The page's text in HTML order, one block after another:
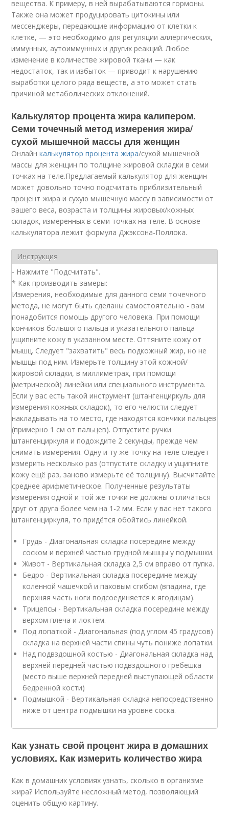
вещества. К примеру, в ней вырабатываются гормоны.
Также она может продуцировать цитокины или
мессенджеры, передающие информацию от клетки к
клетке, — это необходимо для регуляции аллергических,
иммунных, аутоиммунных и других реакций. Любое
изменение в количестве жировой ткани — как
недостаток, так и избыток — приводит к нарушению
выработки целого ряда веществ, а это может стать
причиной метаболических отклонений.
Калькулятор процента жира калипером.
Семи точечный метод измерения жира/
сухой мышечной массы для женщин
Онлайнкалькулятор процента жира/сухой мышечной
массы для женщин по толщине жировой складки в семи
точках на теле.Предлагаемый калькулятор для женщин
может довольно точно подсчитать приблизительный
процент жира и сухую мышечную массу в зависимости от
вашего веса, возраста и толщины жировых/кожных
складок, измеренных в семи точках на теле. В основе
калькулятора лежит формула Джэксона-Поллока.
Инструкция
- Заполните поля.
- Нажмите "Подсчитать".
* Как производить замеры:
Измерения, необходимые для данного семи точечного
метода, не могут быть сделаны самостоятельно - вам
понадобится помощь другого человека. При помощи
кончиков большого пальца и указательного пальца
ущипните кожу в указанном месте. Оттяните кожу от
мышц. Следует "захватить" весь подкожный жир, но не
мышцы под ним. Измерьте толщину этой кожной/
жировой складки, в миллиметрах, при помощи
(метрической) линейки или специального инструмента.
Если у вас есть такой инструмент (штангенциркуль для
измерения кожных складок), то его челюсти следует
накладывать на то место, где находятся кончики пальцев
(примерно 1 см от пальцев). Отпустите ручки
штангенциркуля и подождите 2 секунды, прежде чем
снимать измерения. Одну и ту же точку на теле следует
измерить несколько раз (отпустите складку и ущипните
кожу ещё раз, заново измерьте её толщину). Высчитайте
среднее арифметическое. Полученные результаты
измерения одной и той же точки не должны отличаться
друг от друга более чем на 1-2 мм. Если у вас нет такого
штангенциркуля, то придётся обойтись линейкой.
Грудь - Диагональная складка посередине между
соском и верхней частью грудной мышцы у подмышки.
Живот - Вертикальная складка 2,5 см вправо от пупка.
Бедро - Вертикальная складка посередине между
коленной чашечкой и паховым сгибом (впадина, где
верхняя часть ноги подсоединяется к ягодицам).
Трицепсы - Вертикальная складка посередине между
верхом плеча и локтём.
Под лопаткой - Диагональная (под углом 45 градусов)
складка на верхней части спины чуть пониже лопатки.
Над подвздошной костью - Диагональная складка над
верхней передней частью подвздошного гребешка
(место выше верхней передней выступающей области
бедренной кости)
Подмышкой - Вертикальная складка непосредственно
ниже от центра подмышки на уровне соска.
Как узнать свой процент жира в домашних
условиях. Как измерить количество жира
Как в домашних условиях узнать, сколько в организме
жира? Используйте несложный метод, позволяющий
оценить общую картину.